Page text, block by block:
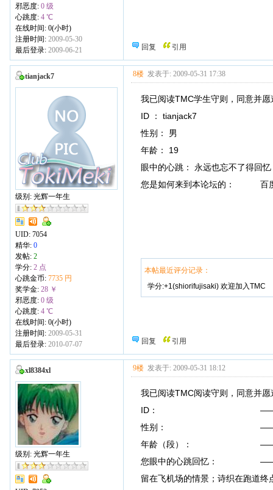
邪恶度: 0 级
心跳度: 4 ℃
在线时间: 0(小时)
注册时间: 2009-05-30
最后登录: 2009-06-21 回复 引用
tianjack7
级别: 光辉一年生
UID: 7054
精华: 0
发帖: 2
学分: 2 点
心跳金币: 7735 円
奖学金: 28 ￥
邪恶度: 0 级
心跳度: 4 ℃
在线时间: 0(小时)
注册时间: 2009-05-31
最后登录: 2010-07-07
8楼 发表于: 2009-05-31 17:38
我已阅读TMC学生守则，同意并愿
ID ： tianjack7
性别： 男
年龄： 19
眼中的心跳： 永远也忘不了得回忆
您是如何来到本论坛的： 百
本帖最近评分记录：
学分:+1(shiorifujisaki) 欢迎加入TMC
回复 引用
xl8384xl
级别: 光辉一年生
9楼 发表于: 2009-05-31 18:12
我已阅读TMC阅读守则，同意并愿
ID：
性别： ——
年龄（段）：
您眼中的心跳回忆： ——一代
留在飞机场的情景；诗织在跑道